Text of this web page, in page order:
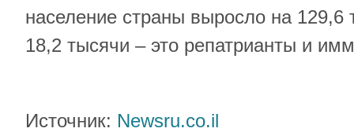
население страны выросло на
18,2 тысячи – это репатрианты и
Источник: Newsru.co.il